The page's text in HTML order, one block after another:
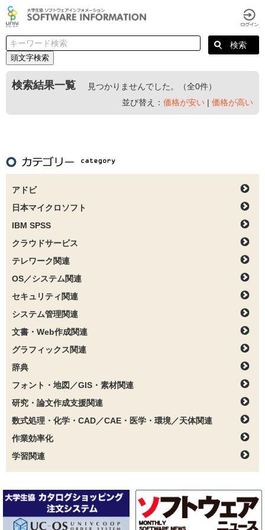
頭文字検索
検索結果一覧
見つかりませんでした。（全0件）
並び替え： 価格が安い | 価格が高い
アドビ
日本マイクロソフト
IBM SPSS
クラウドサービス
テレワーク関連
OS／システム関連
セキュリティ関連
システム管理関連
文書・Web作成関連
グラフィックス関連
辞典
フォント・地図／GIS・素材関連
研究・論文作成支援関連
数式処理・化学・CAD／CAE・医学・環境／天体関連
作業効率化
学習関連